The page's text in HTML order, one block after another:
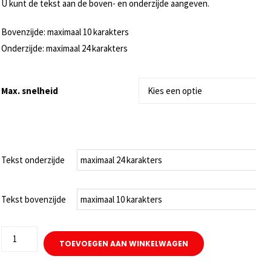
€98.00.
U kunt de tekst aan de boven- en onderzijde aangeven.
Bovenzijde: maximaal 10 karakters
Onderzijde: maximaal 24 karakters
Max. snelheid
Tekst onderzijde
Tekst bovenzijde
Traffic
TOEVOEGEN AAN WINKELWAGEN